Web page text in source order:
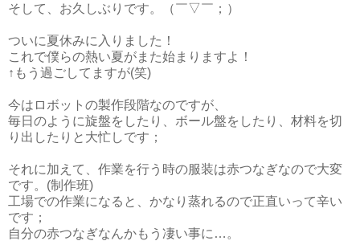
そして、お久しぶりです。（￣▽￣；）
ついに夏休みに入りました！
これで僕らの熱い夏がまた始まりますよ！
↑もう過ごしてますが(笑)
今はロボットの製作段階なのですが、
毎日のように旋盤をしたり、ボール盤をしたり、材料を切
り出したりと大忙しです；
それに加えて、作業を行う時の服装は赤つなぎなので大変
です。(制作班)
工場での作業になると、かなり蒸れるので正直いって辛い
です；
自分の赤つなぎなんかもう凄い事に…。